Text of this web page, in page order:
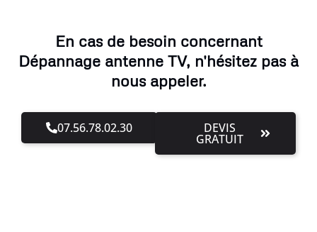
En cas de besoin concernant
Dépannage antenne TV, n'hésitez pas à
nous appeler.
07.56.78.02.30 DEVIS
GRATUIT